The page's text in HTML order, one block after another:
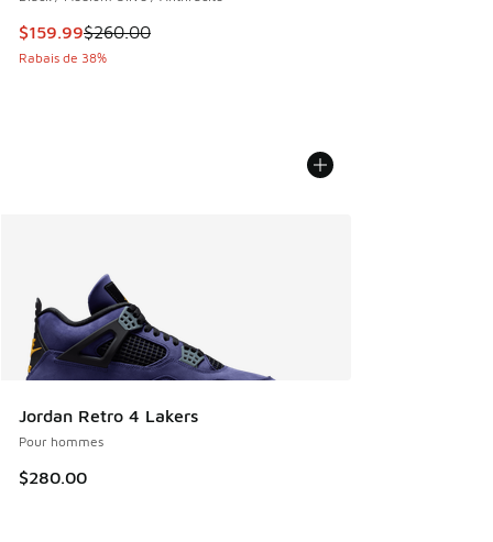
Cet article est en solde. Le prix est passé de $260.00 à
$159.99$260.00
Rabais de 38%
Jordan Retro 4 Lakers
Pour hommes
$280.00